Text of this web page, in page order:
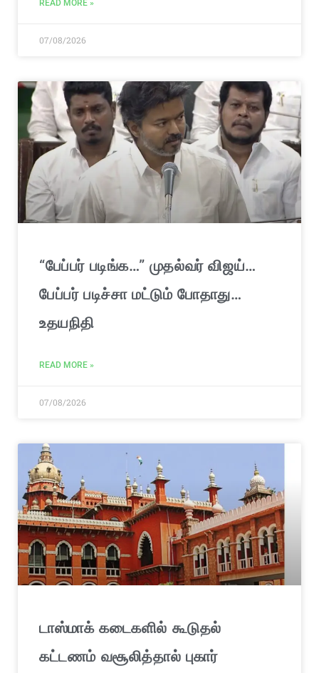
READ MORE »
07/08/2026
“பேப்பர் படிங்க…” முதல்வர் விஜய்…
பேப்பர் படிச்சா மட்டும் போதாது…
உதயநிதி
READ MORE »
07/08/2026
டாஸ்மாக் கடைகளில் கூடுதல்
கட்டணம் வசூலித்தால் புகார்